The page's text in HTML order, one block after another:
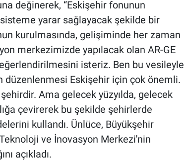
değinerek, “Eskişehir fonunun
yarar sağlayacak şekilde bir
kurulmasında, gelişiminde her zaman
merkezimizde yapılacak olan AR-GE
isteriz. Ben bu vesileyle
Eskişehir için çok önemli.
Ama gelecek yüzyılda, gelecek
çevirerek bu şekilde şehirlerde
kullandı. Ünlüce, Büyükşehir
ve İnovasyon Merkezi'nin
açıkladı.